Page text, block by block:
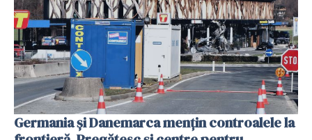
Germania și Danemarca mențin controalele la